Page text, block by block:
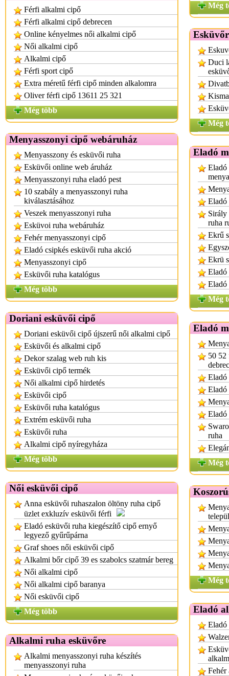
Férfi alkalmi cipő
Férfi alkalmi cipő debrecen
Online kényelmes női alkalmi cipő
Női alkalmi cipő
Alkalmi cipő
Férfi sport cipő
Extra méretű férfi cipő minden alkalomra
Oliver férfi cipő 13611 25 321
Még több
Menyasszonyi cipő webáruház
Menyasszony és esküvői ruha
Esküvői online web áruház
Menyasszonyi ruha eladó pest
10 szabály a menyasszonyi ruha
kiválasztásához
Veszek menyasszonyi ruha
Esküvoi ruha webáruház
Fehér menyasszonyi cipő
Eladó csipkés esküvői ruha akció
Menyasszonyi cipő
Esküvői ruha katalógus
Még több
Doriani esküvői cipő
Doriani esküvői cipő újszerű női alkalmi cipő
Esküvői és alkalmi cipő
Dekor szalag web ruh kis
Esküvői cipő termék
Női alkalmi cipő hirdetés
Esküvői cipő
Esküvői ruha katalógus
Extrém esküvői ruha
Esküvői ruha
Alkalmi cipő nyíregyháza
Még több
Női esküvői cipő
Anna esküvői ruhaszalon öltöny ruha cipő
üzlet exkluzív esküvői férfi
Eladó esküvői ruha kiegészítő cipő ernyő
legyező gyűrűpárna
Graf shoes női esküvői cipő
Alkalmi bőr cipő 39 es szabolcs szatmár bereg
Női alkalmi cipő
Női alkalmi cipő baranya
Női esküvői cipő
Még több
Alkalmi ruha esküvőre
Alkalmi menyasszonyi ruha készítés
menyasszonyi ruha
Még
Duci
Még
Eladó
Eladó
Eladó
Sirály
ruha
Ekrű
Ekrü
Eladó
Eladó
Még
Eladó
50 52
Eladó
Eladó
Eladó
ruha
Még
Még
Eladó
Eladó
Fehér